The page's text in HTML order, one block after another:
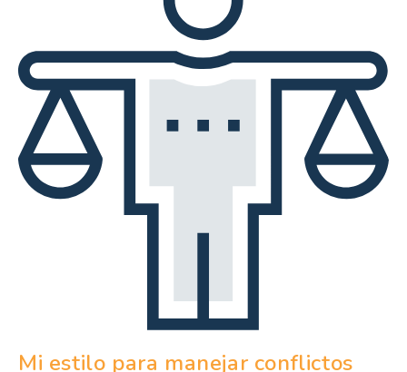
Mi estilo para manejar conflictos